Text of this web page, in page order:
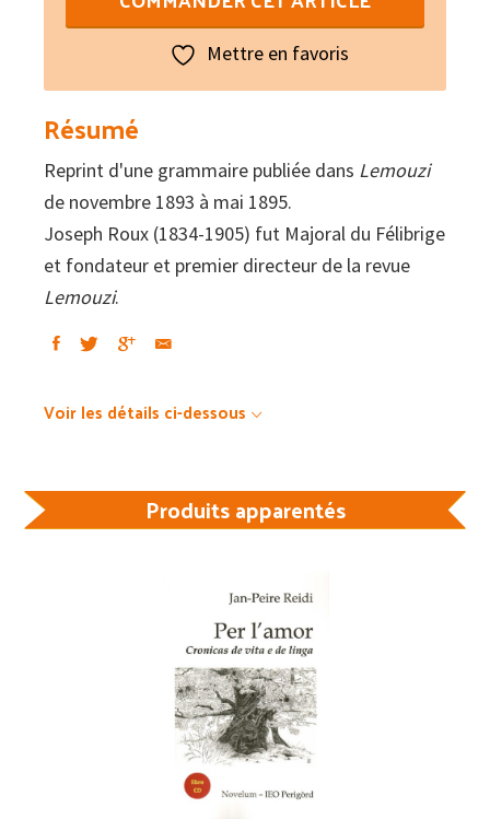
Grammaire
N°196
Mettre en favoris
Résumé
Reprint d'une grammaire publiée dans Lemouzi
de novembre 1893 à mai 1895.
Joseph Roux (1834-1905) fut Majoral du Félibrige
et fondateur et premier directeur de la revue
Lemouzi.
Voir les détails ci-dessous
Produits apparentés